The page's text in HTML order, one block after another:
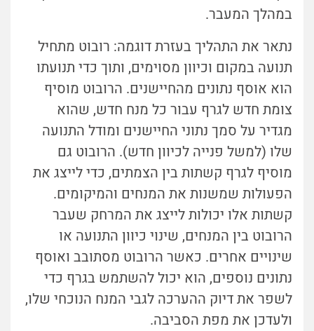
במהלך המעבר.
נתאר את התהליך בעזרת דוגמה: רובוט מתחיל
תנועה במקום וכיוון מסוימים, ותוך כדי תנועתו
הוא אוסף נתונים מהחיישנים. הרובוט מוסיף
צומת חדש לגרף עבור כל מנח חדש, שהוא
מגדיר על סמך נתוני החיישנים ומודל התנועה
שלו (למשל פנייה לכיוון חדש). הרובוט גם
מוסיף לגרף קשתות בין הצמתים, כדי לייצג את
הפעולות שמשנות את המנחים והמיקומים.
קשתות אלו יכולות לייצג את המרחק שעבר
הרובוט בין המנחים, שינוי כיוון התנועה או
שינויים אחרים. כאשר הרובוט מסתובב ואוסף
נתונים נוספים, הוא יכול להשתמש בגרף כדי
לשפר את דיוק ההערכה לגבי המנח הנוכחי שלו,
ולעדכן את מפת הסביבה.